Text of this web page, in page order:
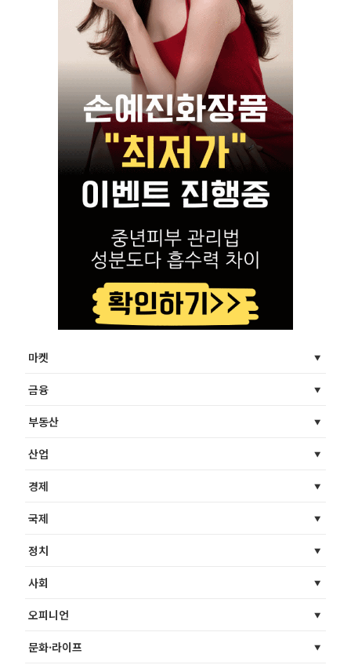
마켓
금융
부동산
산업
경제
국제
정치
사회
오피니언
문화·라이프